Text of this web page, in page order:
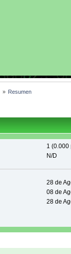
» Resumen
1 (0.000
N/D
28 de
08 de
28 de